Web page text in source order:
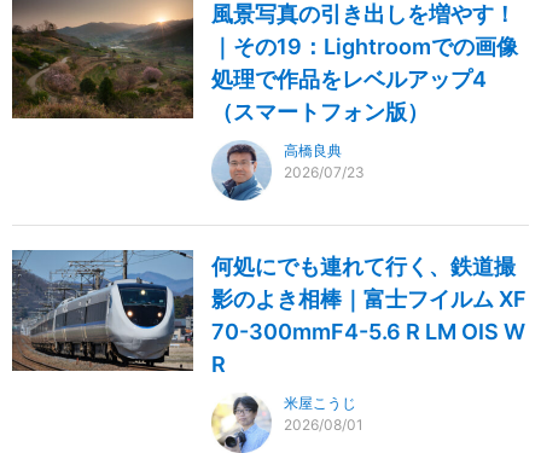
風景写真の引き出しを増やす！
｜その19：Lightroomでの画像
処理で作品をレベルアップ4
（スマートフォン版）
高橋良典
2026/07/23
何処にでも連れて行く、鉄道撮
影のよき相棒｜富士フイルム XF
70-300mmF4-5.6 R LM OIS W
R
米屋こうじ
2026/08/01